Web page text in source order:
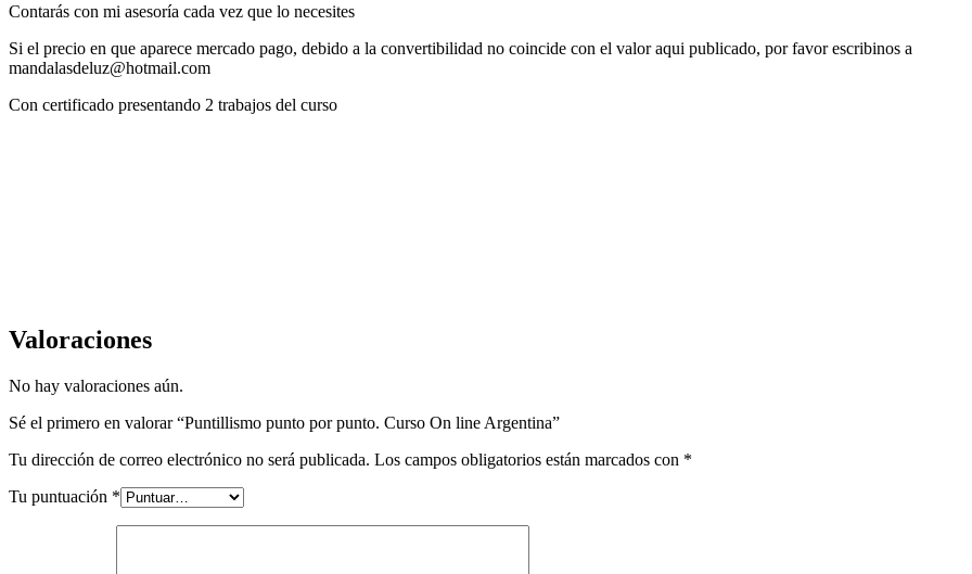
Contarás con mi asesoría cada vez que lo necesites
Si el precio en que aparece mercado pago, debido a la convertibilidad no coincide con el valor aqui publicado, por favor escribinos a
mandalasdeluz@hotmail.com
Con certificado presentando 2 trabajos del curso
Valoraciones
No hay valoraciones aún.
Sé el primero en valorar “Puntillismo punto por punto. Curso On line Argentina”
Tu dirección de correo electrónico no será publicada. Los campos obligatorios están marcados con *
Tu puntuación *